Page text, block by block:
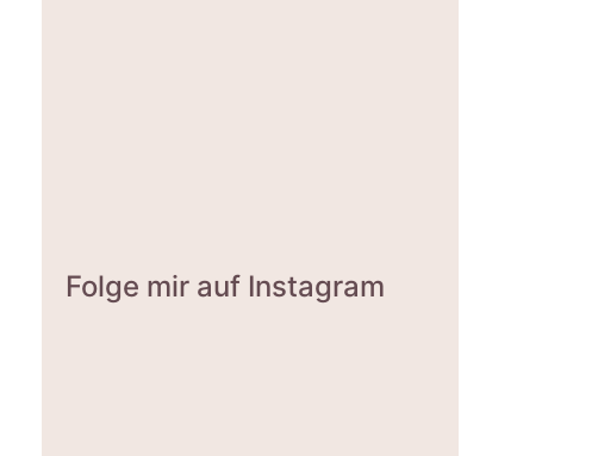
Folge mir auf Instagram